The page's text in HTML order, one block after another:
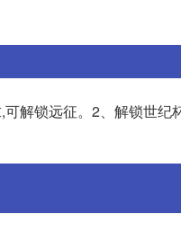
解锁远征。2、解锁世纪